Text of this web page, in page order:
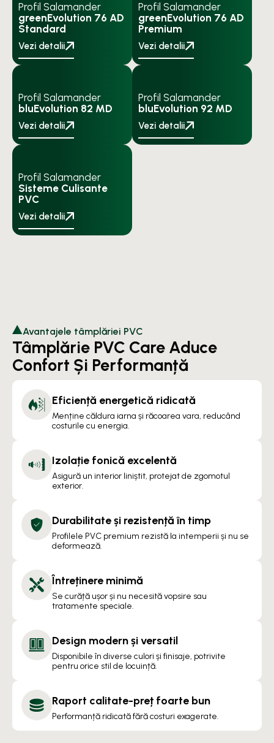
Profil Salamander
greenEvolution 76 AD
Standard
Vezi detalii
Profil Salamander
greenEvolution 76 AD
Premium
Vezi detalii
Profil Salamander
bluEvolution 82 MD
Vezi detalii
Profil Salamander
bluEvolution 92 MD
Vezi detalii
Profil Salamander
Sisteme Culisante
PVC
Vezi detalii
Avantajele tâmplăriei PVC
Tâmplărie PVC Care Aduce
Confort Și Performanță
Eficiență energetică ridicată
Menține căldura iarna și răcoarea vara, reducând
costurile cu energia.
Izolație fonică excelentă
Asigură un interior liniștit, protejat de zgomotul
exterior.
Durabilitate și rezistență în timp
Profilele PVC premium rezistă la intemperii și nu se
deformează.
Întreținere minimă
Se curăță ușor și nu necesită vopsire sau
tratamente speciale.
Design modern și versatil
Disponibile în diverse culori și finisaje, potrivite
pentru orice stil de locuință.
Raport calitate-preț foarte bun
Performanță ridicată fără costuri exagerate.